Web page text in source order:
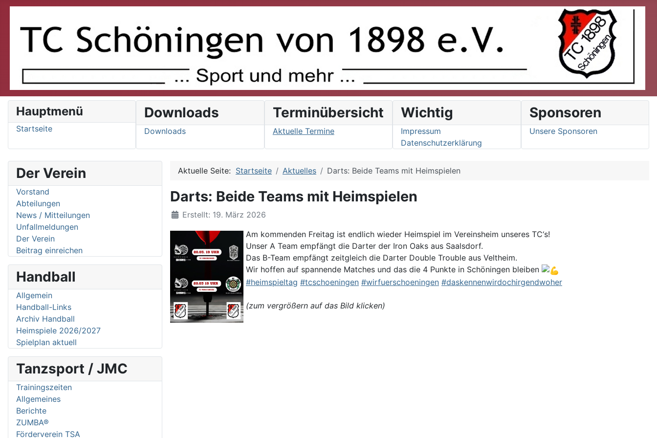
Hauptmenü
Startseite
Downloads
Downloads
Terminübersicht
Aktuelle Termine
Wichtig
Impressum
Datenschutzerklärung
Sponsoren
Unsere Sponsoren
Der Verein
Vorstand
Abteilungen
News / Mitteilungen
Unfallmeldungen
Der Verein
Beitrag einreichen
Handball
Allgemein
Handball-Links
Archiv Handball
Heimspiele 2026/2027
Spielplan aktuell
Tanzsport / JMC
Trainingszeiten
Allgemeines
Berichte
ZUMBA®
Förderverein TSA
Aktuelle Seite: Startseite Aktuelles Darts: Beide Teams mit Heimspielen
Darts: Beide Teams mit Heimspielen
DetailsErstellt: 19. März 2026
Am kommenden Freitag ist endlich wieder Heimspiel im Vereinsheim unseres TC‘s!
Unser A Team empfängt die Darter der Iron Oaks aus Saalsdorf.
Das B-Team empfängt zeitgleich die Darter Double Trouble aus Veltheim.
Wir hoffen auf spannende Matches und das die 4 Punkte in Schöningen bleiben
#heimspieltag #tcschoeningen #wirfuerschoeningen #daskennenwirdochirgendwoher
(zum vergrößern auf das Bild klicken)